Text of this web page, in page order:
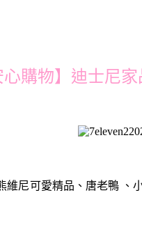
心購物】迪士尼
尼可愛精品、唐老鴨